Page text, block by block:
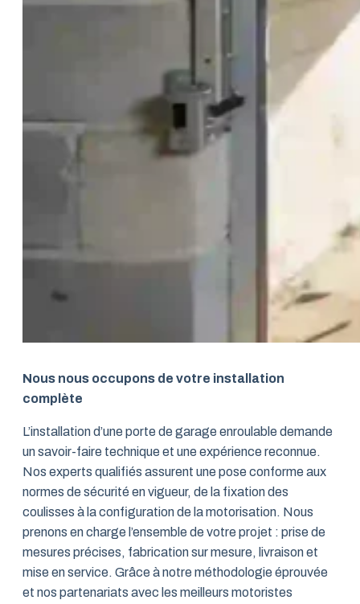
Nous nous occupons de votre installation
complète
L’installation d’une porte de garage enroulable demande
un savoir-faire technique et une expérience reconnue.
Nos experts qualifiés assurent une pose conforme aux
normes de sécurité en vigueur, de la fixation des
coulisses à la configuration de la motorisation. Nous
prenons en charge l’ensemble de votre projet : prise de
mesures précises, fabrication sur mesure, livraison et
mise en service. Grâce à notre méthodologie éprouvée
et nos partenariats avec les meilleurs motoristes